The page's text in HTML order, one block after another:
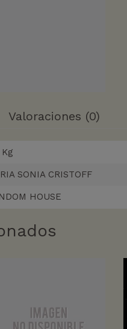
Valoraciones (0)
SONIA CRISTOFF
HOUSE